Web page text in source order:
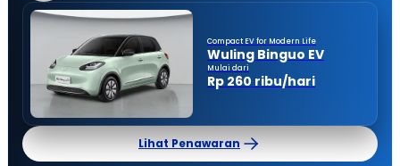
Compact EV for Modern Life
Wuling Binguo EV
Mulai dari
Rp 260 ribu/hari
Lihat Penawaran